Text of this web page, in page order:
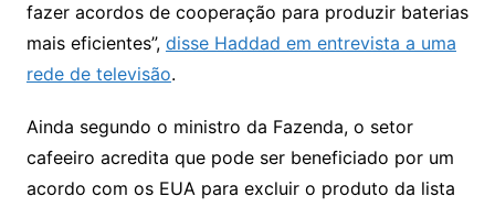
fazer acordos de cooperação para produzir baterias
mais eficientes”, disse Haddad em entrevista a uma
rede de televisão.
Ainda segundo o ministro da Fazenda, o setor
cafeeiro acredita que pode ser beneficiado por um
acordo com os EUA para excluir o produto da lista